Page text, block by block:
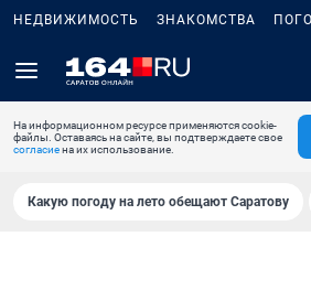
НЕДВИЖИМОСТЬ ЗНАКОМСТВА
На информационном ресурсе применяются cookie-
файлы. Оставаясь на сайте, вы подтверждаете свое
согласиена их использование.
Какую погоду на лето обещают Саратову